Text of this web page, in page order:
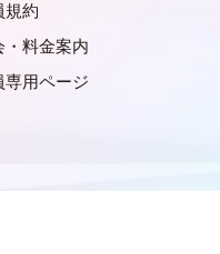
規約
・料金案内
専用ページ